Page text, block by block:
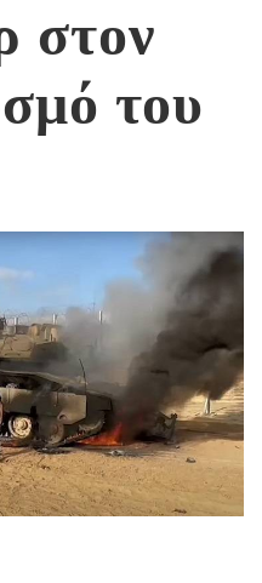
στον
του